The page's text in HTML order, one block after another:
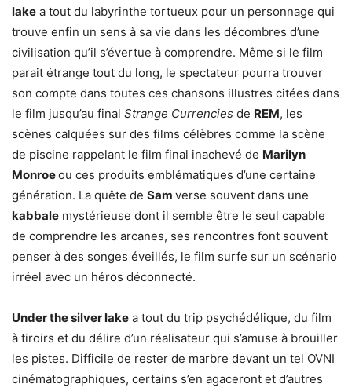
lake a tout du labyrinthe tortueux pour un personnage qui
trouve enfin un sens à sa vie dans les décombres d’une
civilisation qu’il s’évertue à comprendre. Même si le film
parait étrange tout du long, le spectateur pourra trouver
son compte dans toutes ces chansons illustres citées dans
le film jusqu’au final Strange Currencies de REM, les
scènes calquées sur des films célèbres comme la scène
de piscine rappelant le film final inachevé de Marilyn
Monroeou ces produits emblématiques d’une certaine
génération. La quête de Sam verse souvent dans une
kabbale mystérieuse dont il semble être le seul capable
de comprendre les arcanes, ses rencontres font souvent
penser à des songes éveillés, le film surfe sur un scénario
irréel avec un héros déconnecté.
Under the silver lake a tout du trip psychédélique, du film
à tiroirs et du délire d’un réalisateur qui s’amuse à brouiller
les pistes. Difficile de rester de marbre devant un tel OVNI
cinématographiques, certains s’en agaceront et d’autres